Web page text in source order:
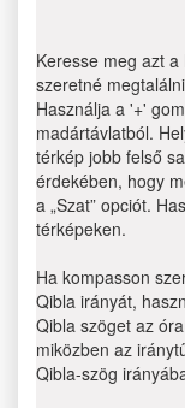
Keresse meg azt
szeretné
Használja a '+'
madártávlatból.
térkép jobb felső
érdekében, hogy
a „Szat” opciót.
térképeken.
Ha kompasson
Qibla irányát,
Qibla szöget az
miközben az
Qibla-szög